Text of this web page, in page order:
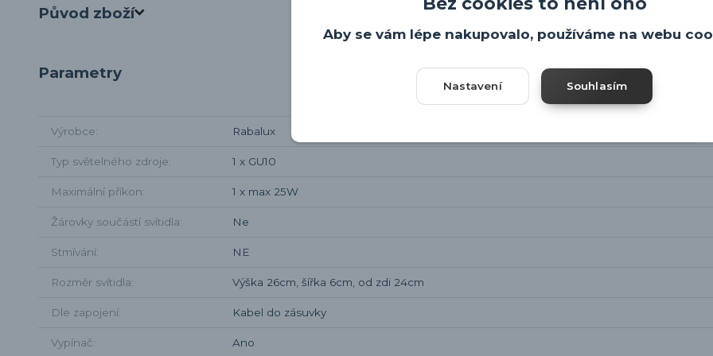
Původ zboží
Parametry
Výrobce Rabalux
Typ světelného zdroje 1 x GU10
Maximální příkon 1 x max 25W
Žárovky součástí svítidla Ne
Stmívání NE
Rozměr svítidla Výška 26cm, šířka 6cm, od zdi 24cm
Dle zapojení Kabel do zásuvky
Vypínač Ano
Aby se vám lépe nakupovalo, používáme na webu
Nastavení Souhlasím